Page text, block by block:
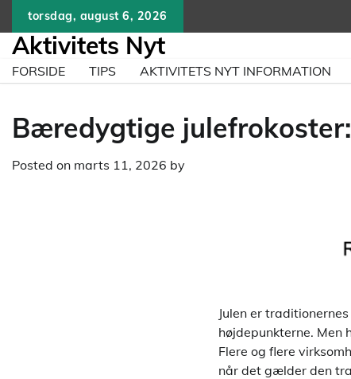
content
torsdag, august 6, 2026
Aktivitets Nyt
FORSIDE TIPS AKTIVITETS NYT INFORMATION
Bæredygtige
Posted on marts 11, 2026 by
Julen er
højdepunkterne. Men
Flere og flere
når det gælder den